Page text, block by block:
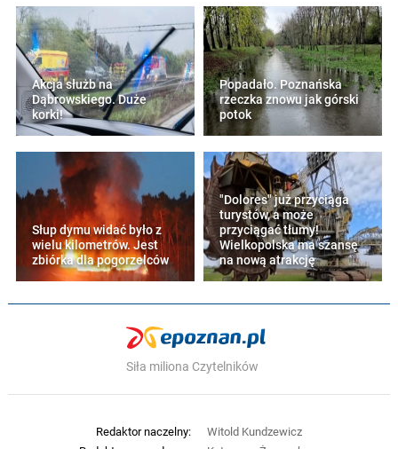
Akcja służb na
Dąbrowskiego. Duże
korki!
Popadało. Poznańska
rzeczka znowu jak górski
potok
Słup dymu widać było z
wielu kilometrów. Jest
zbiórka dla pogorzelców
"Dolores" już przyciąga
turystów, a może
przyciągać tłumy!
Wielkopolska ma szansę
na nową atrakcję
Siła miliona Czytelników
Redaktor naczelny:
Witold Kundzewicz